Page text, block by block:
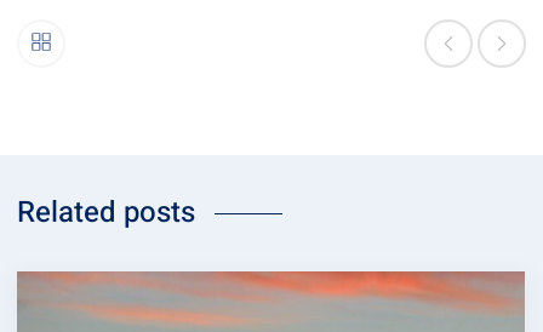
Related posts